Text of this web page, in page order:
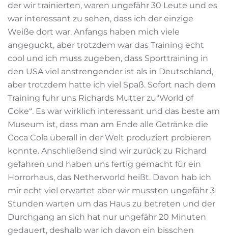
der wir trainierten, waren ungefähr 30 Leute und es
war interessant zu sehen, dass ich der einzige
Weiße dort war. Anfangs haben mich viele
angeguckt, aber trotzdem war das Training echt
cool und ich muss zugeben, dass Sporttraining in
den USA viel anstrengender ist als in Deutschland,
aber trotzdem hatte ich viel Spaß. Sofort nach dem
Training fuhr uns Richards Mutter zu“World of
Coke“. Es war wirklich interessant und das beste am
Museum ist, dass man am Ende alle Getränke die
Coca Cola überall in der Welt produziert probieren
konnte. Anschließend sind wir zurück zu Richard
gefahren und haben uns fertig gemacht für ein
Horrorhaus, das Netherworld heißt. Davon hab ich
mir echt viel erwartet aber wir mussten ungefähr 3
Stunden warten um das Haus zu betreten und der
Durchgang an sich hat nur ungefähr 20 Minuten
gedauert, deshalb war ich davon ein bisschen